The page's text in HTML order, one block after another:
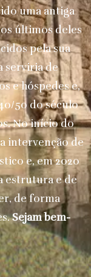
uma antiga
últimos deles
pela sua
serviria de
e hóspedes e,
50 do século
No início do
intervenção de
e, em 2020
estrutura e de
de forma
Sejam bem-